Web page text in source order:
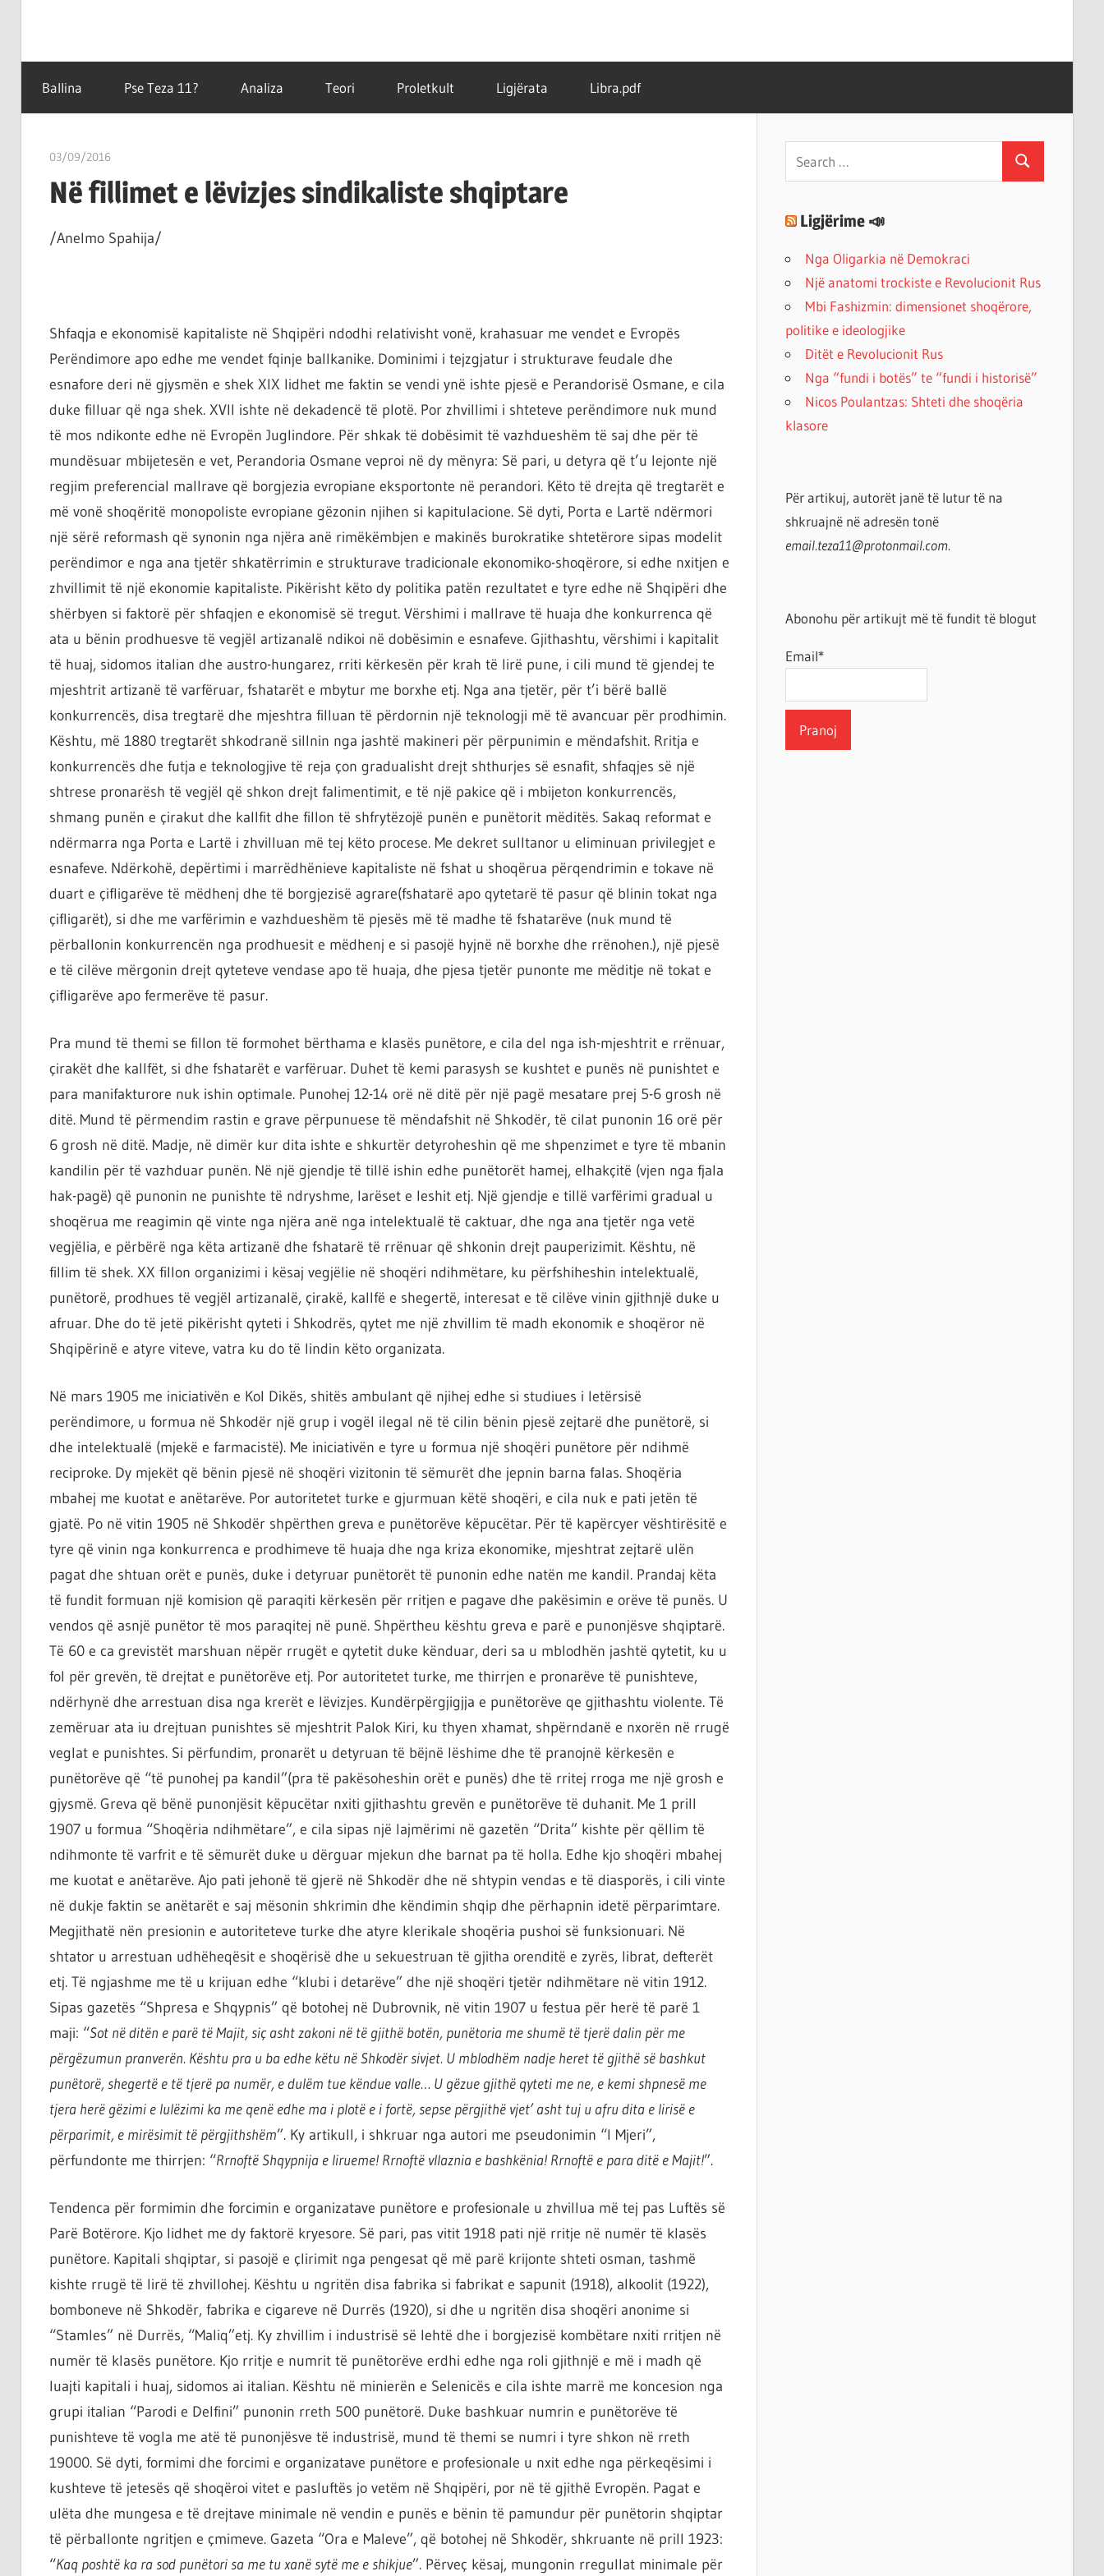
Teza
11
vetëm
e
kanë
në
mënyra
të
ndryshme
është
që
Ballina Pse Teza 11? Analiza Teori Proletkult Ligjërata Libra.pdf
03/09/2016T11 3
Në fillimet e lëvizjes sindikaliste shqiptare
/Anelmo Spahija/
Shfaqja e ekonomisë kapitaliste në Shqipëri ndodhi relativisht vonë, krahasuar me vendet e Evropës
Perëndimore apo edhe me vendet fqinje ballkanike. Dominimi i tejzgjatur i strukturave feudale dhe
esnafore deri në gjysmën e shek XIX lidhet me faktin se vendi ynë ishte pjesë e Perandorisë Osmane, e cila
duke filluar që nga shek. XVII ishte në dekadencë të plotë. Por zhvillimi i shteteve perëndimore nuk mund
të mos ndikonte edhe në Evropën Juglindore. Për shkak të dobësimit të vazhdueshëm të saj dhe për të
mundësuar mbijetesën e vet, Perandoria Osmane veproi në dy mënyra: Së pari, u detyra që t’u lejonte një
regjim preferencial mallrave që borgjezia evropiane eksportonte në perandori. Këto të drejta që tregtarët e
më vonë shoqëritë monopoliste evropiane gëzonin njihen si kapitulacione. Së dyti, Porta e Lartë ndërmori
një sërë reformash që synonin nga njëra anë rimëkëmbjen e makinës burokratike shtetërore sipas modelit
perëndimor e nga ana tjetër shkatërrimin e strukturave tradicionale ekonomiko-shoqërore, si edhe nxitjen e
zhvillimit të një ekonomie kapitaliste. Pikërisht këto dy politika patën rezultatet e tyre edhe në Shqipëri dhe
shërbyen si faktorë për shfaqjen e ekonomisë së tregut. Vërshimi i mallrave të huaja dhe konkurrenca që
ata u bënin prodhuesve të vegjël artizanalë ndikoi në dobësimin e esnafeve. Gjithashtu, vërshimi i kapitalit
të huaj, sidomos italian dhe austro-hungarez, rriti kërkesën për krah të lirë pune, i cili mund të gjendej te
mjeshtrit artizanë të varfëruar, fshatarët e mbytur me borxhe etj. Nga ana tjetër, për t’i bërë ballë
konkurrencës, disa tregtarë dhe mjeshtra filluan të përdornin një teknologji më të avancuar për prodhimin.
Kështu, më 1880 tregtarët shkodranë sillnin nga jashtë makineri për përpunimin e mëndafshit. Rritja e
konkurrencës dhe futja e teknologjive të reja çon gradualisht drejt shthurjes së esnafit, shfaqjes së një
shtrese pronarësh të vegjël që shkon drejt falimentimit, e të një pakice që i mbijeton konkurrencës,
shmang punën e çirakut dhe kallfit dhe fillon të shfrytëzojë punën e punëtorit mëditës. Sakaq reformat e
ndërmarra nga Porta e Lartë i zhvilluan më tej këto procese. Me dekret sulltanor u eliminuan privilegjet e
esnafeve. Ndërkohë, depërtimi i marrëdhënieve kapitaliste në fshat u shoqërua përqendrimin e tokave në
duart e çifligarëve të mëdhenj dhe të borgjezisë agrare(fshatarë apo qytetarë të pasur që blinin tokat nga
çifligarët), si dhe me varfërimin e vazhdueshëm të pjesës më të madhe të fshatarëve (nuk mund të
përballonin konkurrencën nga prodhuesit e mëdhenj e si pasojë hyjnë në borxhe dhe rrënohen.), një pjesë
e të cilëve mërgonin drejt qyteteve vendase apo të huaja, dhe pjesa tjetër punonte me mëditje në tokat e
çifligarëve apo fermerëve të pasur.
Pra mund të themi se fillon të formohet bërthama e klasës punëtore, e cila del nga ish-mjeshtrit e rrënuar,
çirakët dhe kallfët, si dhe fshatarët e varfëruar. Duhet të kemi parasysh se kushtet e punës në punishtet e
para manifakturore nuk ishin optimale. Punohej 12-14 orë në ditë për një pagë mesatare prej 5-6 grosh në
ditë. Mund të përmendim rastin e grave përpunuese të mëndafshit në Shkodër, të cilat punonin 16 orë për
6 grosh në ditë. Madje, në dimër kur dita ishte e shkurtër detyroheshin që me shpenzimet e tyre të mbanin
kandilin për të vazhduar punën. Në një gjendje të tillë ishin edhe punëtorët hamej, elhakçitë (vjen nga fjala
hak-pagë) që punonin ne punishte të ndryshme, larëset e leshit etj. Një gjendje e tillë varfërimi gradual u
shoqërua me reagimin që vinte nga njëra anë nga intelektualë të caktuar, dhe nga ana tjetër nga vetë
vegjëlia, e përbërë nga këta artizanë dhe fshatarë të rrënuar që shkonin drejt pauperizimit. Kështu, në
fillim të shek. XX fillon organizimi i kësaj vegjëlie në shoqëri ndihmëtare, ku përfshiheshin intelektualë,
punëtorë, prodhues të vegjël artizanalë, çirakë, kallfë e shegertë, interesat e të cilëve vinin gjithnjë duke u
afruar. Dhe do të jetë pikërisht qyteti i Shkodrës, qytet me një zhvillim të madh ekonomik e shoqëror në
Shqipërinë e atyre viteve, vatra ku do të lindin këto organizata.
Në mars 1905 me iniciativën e Kol Dikës, shitës ambulant që njihej edhe si studiues i letërsisë
perëndimore, u formua në Shkodër një grup i vogël ilegal në të cilin bënin pjesë zejtarë dhe punëtorë, si
dhe intelektualë (mjekë e farmacistë). Me iniciativën e tyre u formua një shoqëri punëtore për ndihmë
reciproke. Dy mjekët që bënin pjesë në shoqëri vizitonin të sëmurët dhe jepnin barna falas. Shoqëria
mbahej me kuotat e anëtarëve. Por autoritetet turke e gjurmuan këtë shoqëri, e cila nuk e pati jetën të
gjatë. Po në vitin 1905 në Shkodër shpërthen greva e punëtorëve këpucëtar. Për të kapërcyer vështirësitë e
tyre që vinin nga konkurrenca e prodhimeve të huaja dhe nga kriza ekonomike, mjeshtrat zejtarë ulën
pagat dhe shtuan orët e punës, duke i detyruar punëtorët të punonin edhe natën me kandil. Prandaj këta
të fundit formuan një komision që paraqiti kërkesën për rritjen e pagave dhe pakësimin e orëve të punës. U
vendos që asnjë punëtor të mos paraqitej në punë. Shpërtheu kështu greva e parë e punonjësve shqiptarë.
Të 60 e ca grevistët marshuan nëpër rrugët e qytetit duke kënduar, deri sa u mblodhën jashtë qytetit, ku u
fol për grevën, të drejtat e punëtorëve etj. Por autoritetet turke, me thirrjen e pronarëve të punishteve,
ndërhynë dhe arrestuan disa nga krerët e lëvizjes. Kundërpërgjigjja e punëtorëve qe gjithashtu violente. Të
zemëruar ata iu drejtuan punishtes së mjeshtrit Palok Kiri, ku thyen xhamat, shpërndanë e nxorën në rrugë
veglat e punishtes. Si përfundim, pronarët u detyruan të bëjnë lëshime dhe të pranojnë kërkesën e
punëtorëve që “të punohej pa kandil”(pra të pakësoheshin orët e punës) dhe të rritej rroga me një grosh e
gjysmë. Greva që bënë punonjësit këpucëtar nxiti gjithashtu grevën e punëtorëve të duhanit. Me 1 prill
1907 u formua “Shoqëria ndihmëtare”, e cila sipas një lajmërimi në gazetën “Drita” kishte për qëllim të
ndihmonte të varfrit e të sëmurët duke u dërguar mjekun dhe barnat pa të holla. Edhe kjo shoqëri mbahej
me kuotat e anëtarëve. Ajo pati jehonë të gjerë në Shkodër dhe në shtypin vendas e të diasporës, i cili vinte
në dukje faktin se anëtarët e saj mësonin shkrimin dhe këndimin shqip dhe përhapnin idetë përparimtare.
Megjithatë nën presionin e autoriteteve turke dhe atyre klerikale shoqëria pushoi së funksionuari. Në
shtator u arrestuan udhëheqësit e shoqërisë dhe u sekuestruan të gjitha orenditë e zyrës, librat, defterët
etj. Të ngjashme me të u krijuan edhe “klubi i detarëve” dhe një shoqëri tjetër ndihmëtare në vitin 1912.
Sipas gazetës “Shpresa e Shqypnis” që botohej në Dubrovnik, në vitin 1907 u festua për herë të parë 1
maji: “Sot në ditën e parë të Majit, siç asht zakoni në të gjithë botën, punëtoria me shumë të tjerë dalin për me
përgëzumun pranverën. Kështu pra u ba edhe këtu në Shkodër sivjet. U mblodhëm nadje heret të gjithë së bashkut
punëtorë, shegertë e të tjerë pa numër, e dulëm tue këndue valle… U gëzue gjithë qyteti me ne, e kemi shpnesë me
tjera herë gëzimi e lulëzimi ka me qenë edhe ma i plotë e i fortë, sepse përgjithë vjet’ asht tuj u afru dita e lirisë e
përparimit, e mirësimit të përgjithshëm”. Ky artikull, i shkruar nga autori me pseudonimin “I Mjeri”,
përfundonte me thirrjen: “Rrnoftë Shqypnija e lirueme! Rrnoftë vllaznia e bashkënia! Rrnoftë e para ditë e Majit!”.
Tendenca për formimin dhe forcimin e organizatave punëtore e profesionale u zhvillua më tej pas Luftës së
Parë Botërore. Kjo lidhet me dy faktorë kryesore. Së pari, pas vitit 1918 pati një rritje në numër të klasës
punëtore. Kapitali shqiptar, si pasojë e çlirimit nga pengesat që më parë krijonte shteti osman, tashmë
kishte rrugë të lirë të zhvillohej. Kështu u ngritën disa fabrika si fabrikat e sapunit (1918), alkoolit (1922),
bomboneve në Shkodër, fabrika e cigareve në Durrës (1920), si dhe u ngritën disa shoqëri anonime si
“Stamles” në Durrës, “Maliq”etj. Ky zhvillim i industrisë së lehtë dhe i borgjezisë kombëtare nxiti rritjen në
numër të klasës punëtore. Kjo rritje e numrit të punëtorëve erdhi edhe nga roli gjithnjë e më i madh që
luajti kapitali i huaj, sidomos ai italian. Kështu në minierën e Selenicës e cila ishte marrë me koncesion nga
grupi italian “Parodi e Delfini” punonin rreth 500 punëtorë. Duke bashkuar numrin e punëtorëve të
punishteve të vogla me atë të punonjësve të industrisë, mund të themi se numri i tyre shkon në rreth
19000. Së dyti, formimi dhe forcimi e organizatave punëtore e profesionale u nxit edhe nga përkeqësimi i
kushteve të jetesës që shoqëroi vitet e pasluftës jo vetëm në Shqipëri, por në të gjithë Evropën. Pagat e
ulëta dhe mungesa e të drejtave minimale në vendin e punës e bënin të pamundur për punëtorin shqiptar
të përballonte ngritjen e çmimeve. Gazeta “Ora e Maleve”, që botohej në Shkodër, shkruante në prill 1923:
“Kaq poshtë ka ra sod punëtori sa me tu xanë sytë me e shikjue”. Përveç kësaj, mungonin rregullat minimale për
Search
Ligjërime 📣
Nga Oligarkia në Demokraci
Një anatomi trockiste e Revolucionit Rus
Mbi Fashizmin: dimensionet shoqërore,
politike e ideologjike
Ditët e Revolucionit Rus
Nga “fundi i botës” te “fundi i historisë”
Nicos Poulantzas: Shteti dhe shoqëria
klasore
Për artikuj, autorët janë të lutur të na
shkruajnë në adresën tonë
email.teza11@protonmail.com.
Abonohu për artikujt më të fundit të blogut
Email*